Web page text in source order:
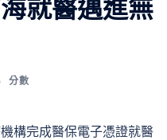
就醫邁進無
分數
構完成醫保電子憑證就醫